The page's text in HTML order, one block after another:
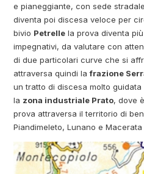
e pianeggiante, con sede
diventa poi discesa veloce per
bivio Petrelle la prova diventa
impegnativi, da valutare con
di due particolari curve che si
attraversa quindi lafrazione
un tratto di discesa molto
la zona industriale Prato, dove
prova attraversa il territorio di
Piandimeleto, Lunano e Macerata